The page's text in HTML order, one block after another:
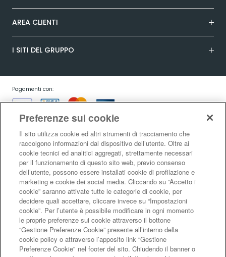
AREA CLIENTI
I SITI DEL GRUPPO
Pagamenti con:
Garanzia:
Condizioni generali di vendita |Condizioni d’uso del sito|Informativa sulla
risoluzione alternativa controversie consumatori - ADR/ODR
Informativa
sulla privacy |Informativa sulla garanzia legale di conformità|Informativa
sul diritto di recesso| Informativa sul RAEE|Informativa sui cookie
di Autoregolamentazione Netcomm |Netcomm Spazio Consumatori
LaFeltrinelli Internet Bookshop S.r.l. - Sede legale e amministrativa Via
Tucidide 14, 20134 Milano - C.F. e P.I. 05329570963 - Reg. imprese di Milano
Preferenze sui cookie
Il sito utilizza cookie ed altri strumenti di tracciamento che
raccolgono informazioni dal dispositivo dell’utente. Oltre ai
cookie tecnici ed analitici aggregati, strettamente necessari
per il funzionamento di questo sito web, previo consenso
dell’utente, possono essere installati cookie di profilazione e
marketing e cookie dei social media. Cliccando su “Accetto i
cookie” saranno attivate tutte le categorie di cookie, per
decidere quali accettare, cliccare invece su “Impostazioni
cookie”. Per l’utente è possibile modificare in ogni momento
le proprie preferenze sui cookie attraverso il bottone
“Gestione Preferenze Cookie” presente all’interno della
cookie policy o attraverso l’apposito link “Gestione
Preferenze Cookie" nel footer del sito. Chiudendo il banner o